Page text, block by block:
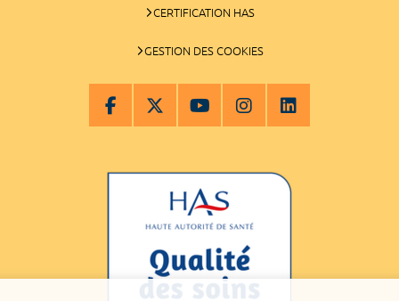
CERTIFICATION HAS
GESTION DES COOKIES